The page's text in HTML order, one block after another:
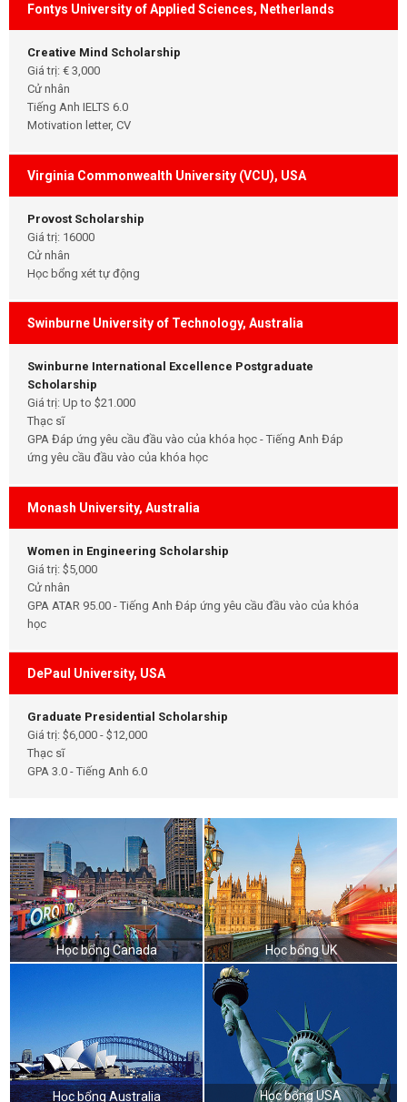
Fontys University of Applied Sciences, Netherlands
Creative Mind Scholarship
Giá trị: € 3,000
Cử nhân
Tiếng Anh IELTS 6.0
Motivation letter, CV
Virginia Commonwealth University (VCU), USA
Provost Scholarship
Giá trị: 16000
Cử nhân
Học bổng xét tự động
Swinburne University of Technology, Australia
Swinburne International Excellence Postgraduate
Scholarship
Giá trị: Up to $21.000
Thạc sĩ
GPA Đáp ứng yêu cầu đầu vào của khóa học - Tiếng Anh Đáp
ứng yêu cầu đầu vào của khóa học
Monash University, Australia
Women in Engineering Scholarship
Giá trị: $5,000
Cử nhân
GPA ATAR 95.00 - Tiếng Anh Đáp ứng yêu cầu đầu vào của khóa
học
DePaul University, USA
Graduate Presidential Scholarship
Giá trị: $6,000 - $12,000
Thạc sĩ
GPA 3.0 - Tiếng Anh 6.0
Học bổng Canada Học bổng UK
Học bổng Australia Học bổng USA